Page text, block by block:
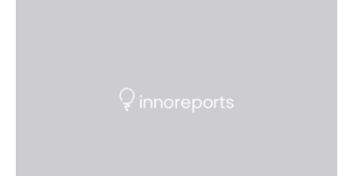
Foundation, des BIAL Award in Biomedicine ist in